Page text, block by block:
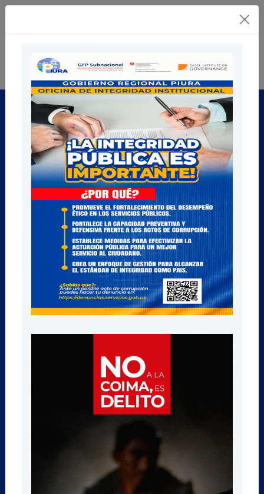
Notas de Prensa
Piura, 09/07/2026
Piura: Siete exfuncionarios
implicados por caso del estadio
Miguel...
Piura, 08/07/2026
Piura: Condenan a exfuncionarios
del GORE por colusión...